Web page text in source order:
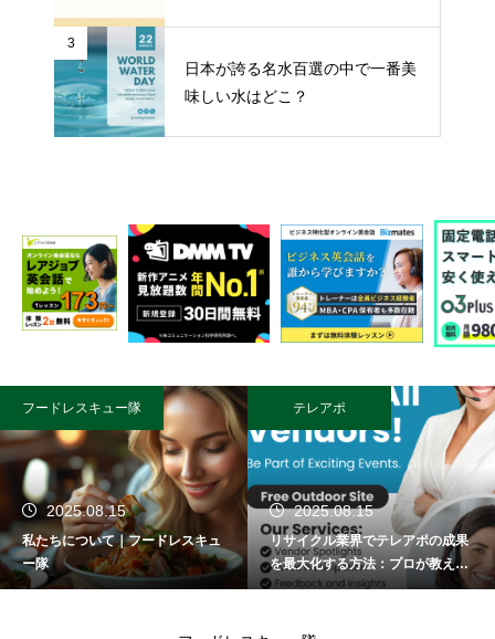
3
日本が誇る名水百選の中で一番美
味しい水はどこ？
フードレスキュー隊
2025.08.15
私たちについて｜フードレスキュ
ー隊
テレアポ
2025.08.15
リサイクル業界でテレアポの成果
を最大化する方法：プロが教える
成功術